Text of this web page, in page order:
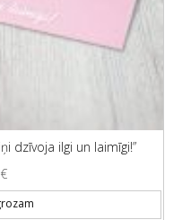
dzīvoja ilgi un laimīgi!”
€